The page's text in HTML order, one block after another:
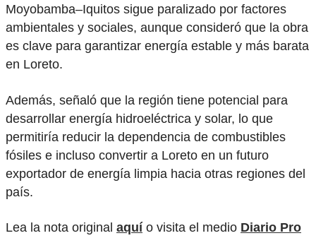
Moyobamba–Iquitos sigue paralizado por factores
ambientales y sociales, aunque consideró que la obra
es clave para garantizar energía estable y más barata
en Loreto.
Además, señaló que la región tiene potencial para
desarrollar energía hidroeléctrica y solar, lo que
permitiría reducir la dependencia de combustibles
fósiles e incluso convertir a Loreto en un futuro
exportador de energía limpia hacia otras regiones del
país.
Lea la nota original aquí o visita el medio Diario Pro